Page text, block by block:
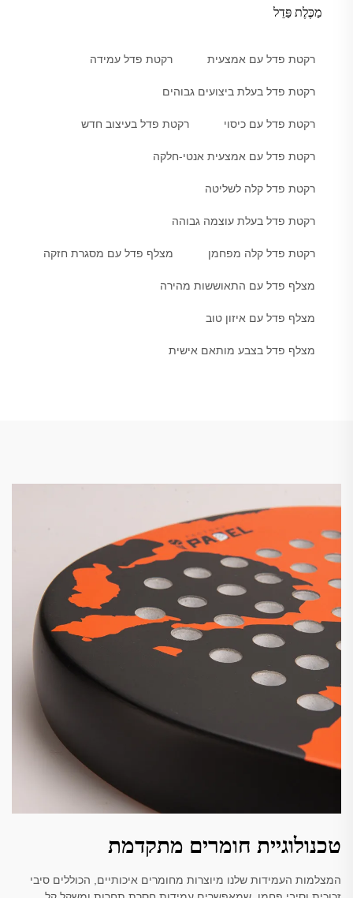
מַכֶּלֶת פַּדֵל
רקטת פדל עם אמצעית רקטת פדל עמידה
רקטת פדל בעלת ביצועים גבוהים
רקטת פדל עם כיסוי רקטת פדל בעיצוב חדש
רקטת פדל עם אמצעית אנטי-חלקה
רקטת פדל קלה לשליטה
רקטת פדל בעלת עוצמה גבוהה
רקטת פדל קלה מפחמן מצלף פדל עם מסגרת חזקה
מצלף פדל עם התאוששות מהירה
מצלף פדל עם איזון טוב
מצלף פדל בצבע מותאם אישית
טכנולוגיית חומרים מתקדמת
המצלמות העמידות שלנו מיוצרות מחומרים איכותיים, הכוללים סיבי